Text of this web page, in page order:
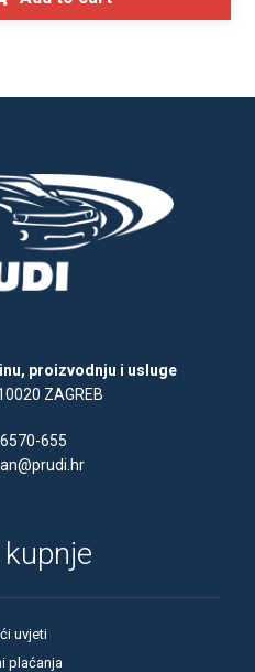
proizvodnju i usluge
ZAGREB
655
uvjeti
plaćanja